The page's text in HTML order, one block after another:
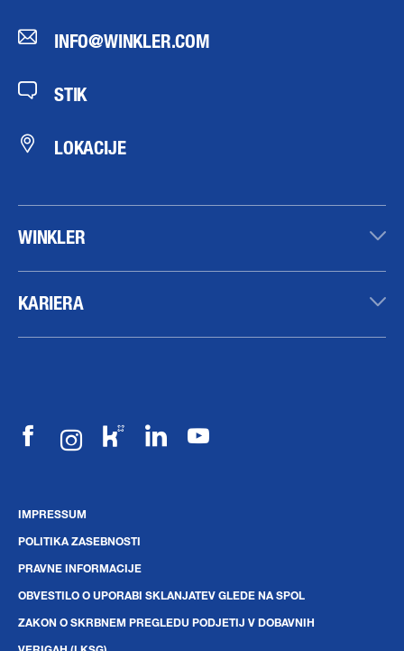
INFO@WINKLER.COM
STIK
LOKACIJE
WINKLER
KARIERA
IMPRESSUM
POLITIKA ZASEBNOSTI
PRAVNE INFORMACIJE
OBVESTILO O UPORABI SKLANJATEV GLEDE NA SPOL
ZAKON O SKRBNEM PREGLEDU PODJETIJ V DOBAVNIH